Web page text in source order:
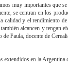
muy importantes que
se centran en los
calidad y el rendimiento
alcancen y tengan
de Paula, docente de
extendidos en la Argentina